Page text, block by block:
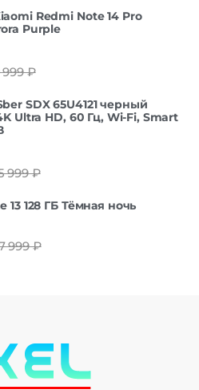
Redmi Note 14 Pro
Purple
999₽
SDX 65U4121 черный
Ultra HD, 60 Гц, Wi-Fi, Smart
999₽
13 128 ГБ Тёмная ночь
999₽